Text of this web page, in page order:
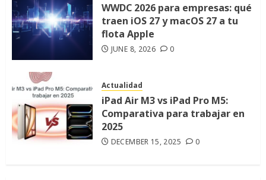
WWDC 2026 para empresas: qué
traen iOS 27 y macOS 27 a tu
flota Apple
JUNE 8, 2026 0
Actualidad
iPad Air M3 vs iPad Pro M5:
Comparativa para trabajar en
2025
DECEMBER 15, 2025 0